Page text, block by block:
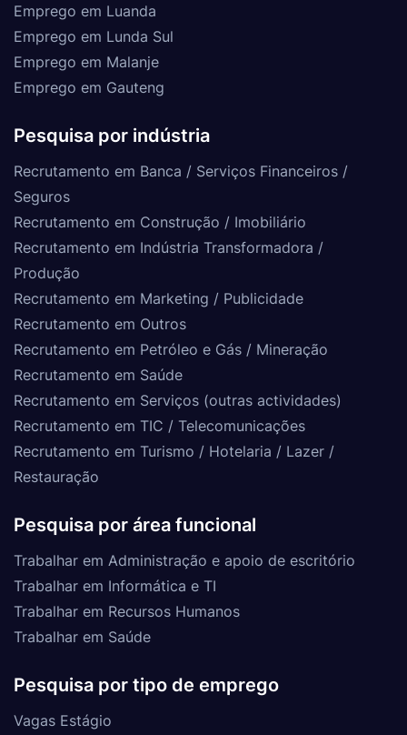
Emprego em Luanda
Emprego em Lunda Sul
Emprego em Malanje
Emprego em Gauteng
Pesquisa por indústria
Recrutamento em Banca / Serviços Financeiros /
Seguros
Recrutamento em Construção / Imobiliário
Recrutamento em Indústria Transformadora /
Produção
Recrutamento em Marketing / Publicidade
Recrutamento em Outros
Recrutamento em Petróleo e Gás / Mineração
Recrutamento em Saúde
Recrutamento em Serviços (outras actividades)
Recrutamento em TIC / Telecomunicações
Recrutamento em Turismo / Hotelaria / Lazer /
Restauração
Pesquisa por área funcional
Trabalhar em Administração e apoio de escritório
Trabalhar em Informática e TI
Trabalhar em Recursos Humanos
Trabalhar em Saúde
Pesquisa por tipo de emprego
Vagas Estágio